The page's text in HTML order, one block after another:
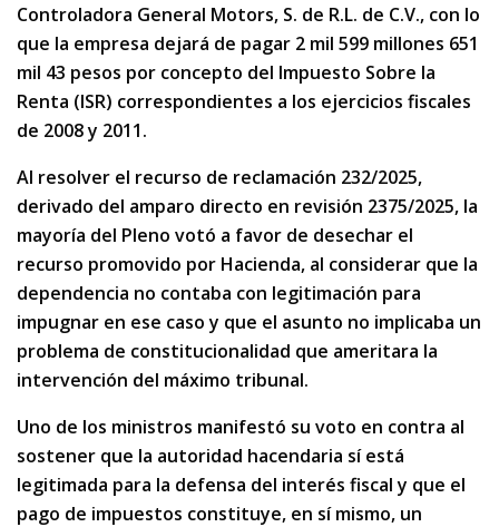
Controladora General Motors, S. de R.L. de C.V., con lo
que la empresa dejará de pagar 2 mil 599 millones 651
mil 43 pesos por concepto del Impuesto Sobre la
Renta (ISR) correspondientes a los ejercicios fiscales
de 2008 y 2011.
Al resolver el recurso de reclamación 232/2025,
derivado del amparo directo en revisión 2375/2025, la
mayoría del Pleno votó a favor de desechar el
recurso promovido por Hacienda, al considerar que la
dependencia no contaba con legitimación para
impugnar en ese caso y que el asunto no implicaba un
problema de constitucionalidad que ameritara la
intervención del máximo tribunal.
Uno de los ministros manifestó su voto en contra al
sostener que la autoridad hacendaria sí está
legitimada para la defensa del interés fiscal y que el
pago de impuestos constituye, en sí mismo, un